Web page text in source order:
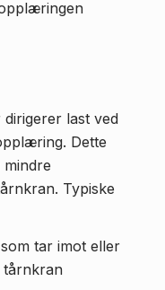
last ved
Dette
Typiske
tar imot eller
tårnkran